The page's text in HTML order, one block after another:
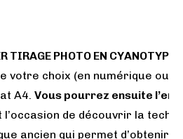
PHOTO EN CYANOTYPE
votre choix (en numérique ou
A4. Vous pourrez ensuite
l’occasion de découvrir la
ancien qui permet d’obtenir